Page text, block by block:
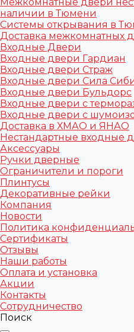
наличии в Тюмени
Системы открывания в
Доставка
Входные Двери
Входные двери Гардиан
Входные двери Страж
Входные двери Сила
Входные двери Бульдорс
Входные двери с
Входные двери с
Доставка в ХМАО и ЯНАО
Нестандартные входные
Аксессуары
Ручки дверные
Ограничители и пороги
Плинтусы
Декоративные рейки
Компания
Новости
Политика
Сертификаты
Отзывы
Наши работы
Оплата и установка
Акции
Контакты
Сотрудничество
Поиск